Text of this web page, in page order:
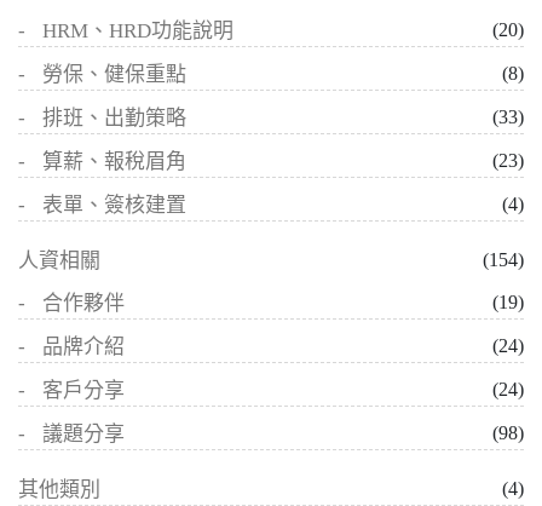
HRM、HRD功能說明 (20)
勞保、健保重點 (8)
排班、出勤策略 (33)
算薪、報稅眉角 (23)
表單、簽核建置 (4)
人資相關 (154)
合作夥伴 (19)
品牌介紹 (24)
客戶分享 (24)
議題分享 (98)
其他類別 (4)